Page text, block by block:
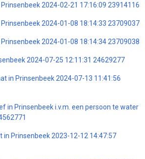
2024-02-21 17:16:09 23914116
2024-01-08 18:14:33 23709037
2024-01-08 18:14:34 23709038
2024-07-25 12:11:31 24629277
in Prinsenbeek 2024-07-13 11:41:56
in Prinsenbeek i.v.m. een persoon te water
in Prinsenbeek 2023-12-12 14:47:57